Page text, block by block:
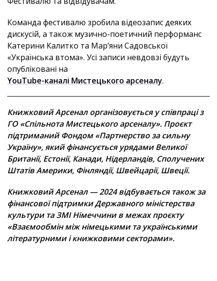
Команда фестивалю зробила відеозапис деяких
дискусій, а також музично-поетичний перформанс
Катерини Калитко та Мар’яни Садовської
«Українська втома». Усі записи невдовзі будуть
опубліковані на
YouTube-каналі Мистецького арсеналу.
Книжковий Арсенал організовується у співпраці з
ГО «Спільнота Мистецького арсеналу». Проєкт
підтриманий Фондом «Партнерство за сильну
Україну», який фінансується урядами Великої
Британії, Естонії, Канади, Нідерландів, Сполучених
Штатів Америки, Фінляндії, Швейцарії, Швеції.
Книжковий Арсенал — 2024 відбувається також за
фінансової підтримки Державного міністерства
культури та ЗМІ Німеччини в межах проєкту
«Взаємообмін між німецькими та українськими
літературними і книжковими секторами».